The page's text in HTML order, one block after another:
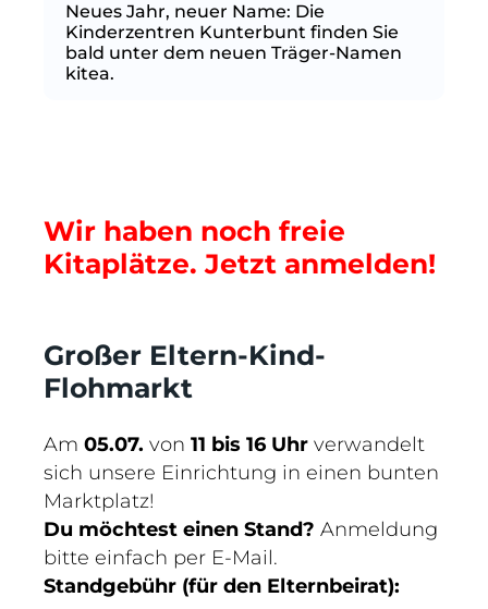
Neues Jahr, neuer Name: Die
Kinderzentren Kunterbunt finden Sie
bald unter dem neuen Träger-Namen
kitea.
Wir haben noch freie
Kitaplätze. Jetzt anmelden!
Großer Eltern-Kind-
Flohmarkt
Am 05.07. von 11 bis 16 Uhr verwandelt
sich unsere Einrichtung in einen bunten
Marktplatz!
Du möchtest einen Stand? Anmeldung
bitte einfach per E-Mail.
Standgebühr (für den Elternbeirat):